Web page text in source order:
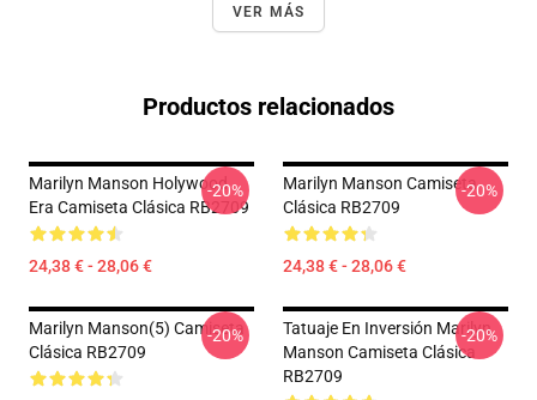
VER MÁS
Productos relacionados
Marilyn Manson Holywood
Era Camiseta Clásica RB2709
24,38 € - 28,06 €
-20%
Marilyn Manson Camiseta
Clásica RB2709
24,38 € - 28,06 €
-20%
Marilyn Manson(5) Camiseta
Clásica RB2709
-20%
Tatuaje En Inversión Marilyn
Manson Camiseta Clásica
RB2709
-20%